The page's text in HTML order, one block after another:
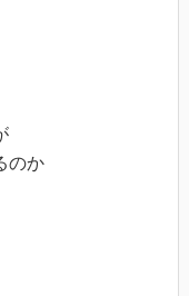
のか